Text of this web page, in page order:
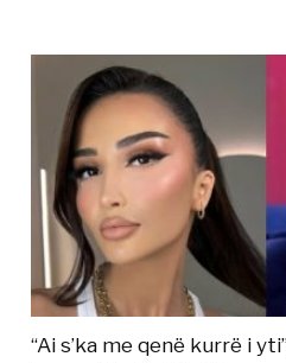
“Ai s’ka me qenë kurrë i